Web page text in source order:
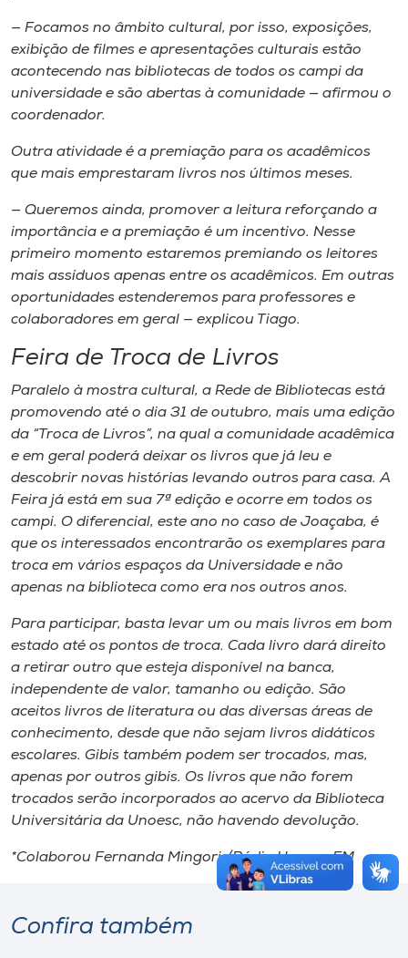
A-
— Focamos no âmbito cultural, por isso, exposições,
exibição de filmes e apresentações culturais estão
acontecendo nas bibliotecas de todos os campi da
universidade e são abertas à comunidade — afirmou o
coordenador.
Outra atividade é a premiação para os acadêmicos
que mais emprestaram livros nos últimos meses.
— Queremos ainda, promover a leitura reforçando a
importância e a premiação é um incentivo. Nesse
primeiro momento estaremos premiando os leitores
mais assíduos apenas entre os acadêmicos. Em outras
oportunidades estenderemos para professores e
colaboradores em geral — explicou Tiago.
Feira de Troca de Livros
Paralelo à mostra cultural, a Rede de Bibliotecas está
promovendo até o dia 31 de outubro, mais uma edição
da “Troca de Livros”, na qual a comunidade acadêmica
e em geral poderá deixar os livros que já leu e
descobrir novas histórias levando outros para casa. A
Feira já está em sua 7ª edição e ocorre em todos os
campi. O diferencial, este ano no caso de Joaçaba, é
que os interessados encontrarão os exemplares para
troca em vários espaços da Universidade e não
apenas na biblioteca como era nos outros anos.
Para participar, basta levar um ou mais livros em bom
estado até os pontos de troca. Cada livro dará direito
a retirar outro que esteja disponível na banca,
independente de valor, tamanho ou edição. São
aceitos livros de literatura ou das diversas áreas de
conhecimento, desde que não sejam livros didáticos
escolares. Gibis também podem ser trocados, mas,
apenas por outros gibis. Os livros que não forem
trocados serão incorporados ao acervo da Biblioteca
Universitária da Unoesc, não havendo devolução.
*Colaborou Fernanda Mingori /Rádio Unoesc FM
Confira também